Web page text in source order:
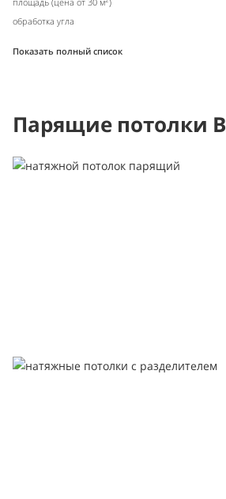
обработка угла
Показать полный список
Парящие потолки